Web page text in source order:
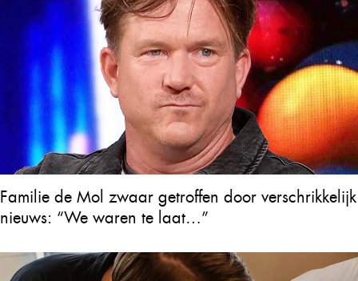
Familie de Mol zwaar getroffen door verschrikkelijk
nieuws: “We waren te laat…”